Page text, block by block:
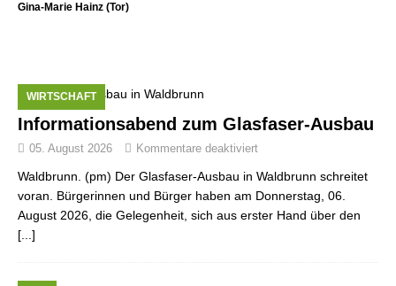
Gina-Marie Hainz (Tor)
Informationsabend zum Glasfaser-Ausbau
WIRTSCHAFT
05. August 2026 Kommentare deaktiviert
Waldbrunn. (pm) Der Glasfaser-Ausbau in Waldbrunn schreitet
voran. Bürgerinnen und Bürger haben am Donnerstag, 06.
August 2026, die Gelegenheit, sich aus erster Hand über den
[...]